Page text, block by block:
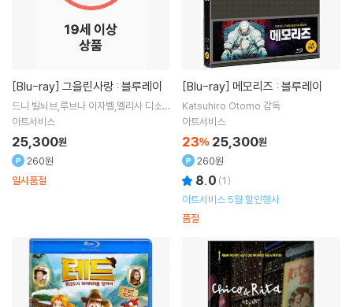
[Blu-ray] 그을린사랑 : 블루레이
드니 빌뇌브,루브나 이자벨,멜리사 디소르
미스-폴린
아트서비스
25,300원
260원
일시품절
[Blu-ray] 메모리즈 : 블루레이
Katsuhiro Otomo 감독
아트서비스
23% 25,300원
260원
8.0 (1)
아트서비스 5월 할인행사
품절